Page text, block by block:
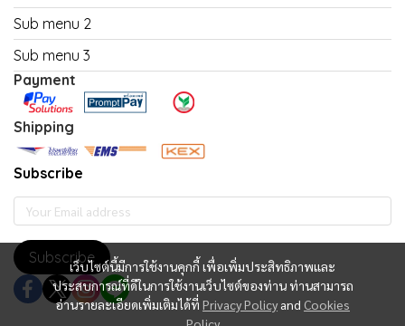
เว็บไซต์นี้มีการใช้งานคุกกี้ เพื่อเพิ่มประสิทธิภาพและ
ประสบการณ์ที่ดีในการใช้งานเว็บไซต์ของท่าน ท่านสามารถ
อ่านรายละเอียดเพิ่มเติมได้ที่ Privacy Policy and Cookies
Sub menu 2
Sub menu 3
Payment
Shipping
Subscribe
Subscribe